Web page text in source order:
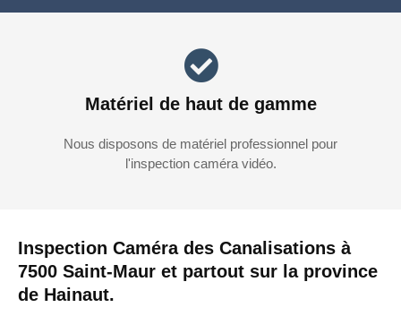
Inspection Caméra des Canalisations à
7500 Saint-Maur et partout sur la province
de Hainaut.
Matériel de haut de gamme
Nous disposons de matériel professionnel pour
l'inspection caméra vidéo.